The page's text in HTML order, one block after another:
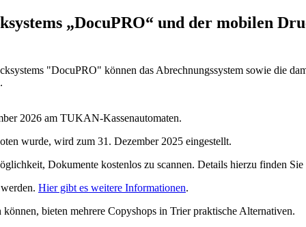
„DocuPRO“ und der mobilen
"DocuPRO" können das Abrechnungssystem sowie die
2026 am TUKAN-Kassenautomaten.
wurde, wird zum 31. Dezember 2025 eingestellt.
Dokumente kostenlos zu scannen. Details hierzu finden Sie
Hier gibt es weitere Informationen.
bieten mehrere Copyshops in Trier praktische Alternativen.